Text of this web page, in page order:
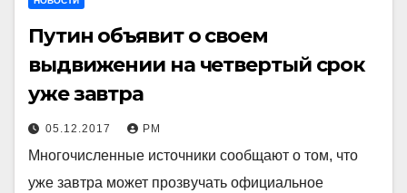
Путин объявит о своем
выдвижении на четвертый срок
уже завтра
05.12.2017 РМ
Многочисленные источники сообщают о том, что
уже завтра может прозвучать официальное